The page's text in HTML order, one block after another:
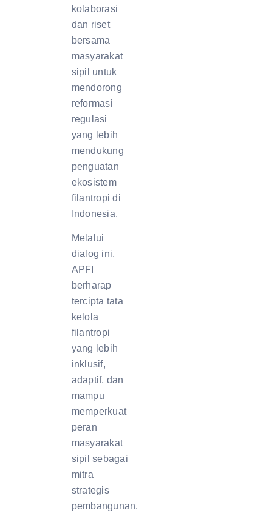
kolaborasi
dan riset
bersama
masyarakat
sipil untuk
mendorong
reformasi
regulasi
yang lebih
mendukung
penguatan
ekosistem
filantropi di
Indonesia.
Melalui
dialog ini,
APFI
berharap
tercipta tata
kelola
filantropi
yang lebih
inklusif,
adaptif, dan
mampu
memperkuat
peran
masyarakat
sipil sebagai
mitra
strategis
pembangunan.